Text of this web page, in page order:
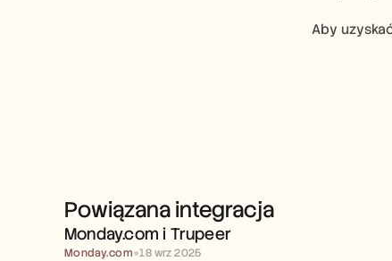
Aby
Powiązana integracja
MONDAY.COM I TRUPEER
Monday.com i Trupeer
Monday.com●18 wrz 2025